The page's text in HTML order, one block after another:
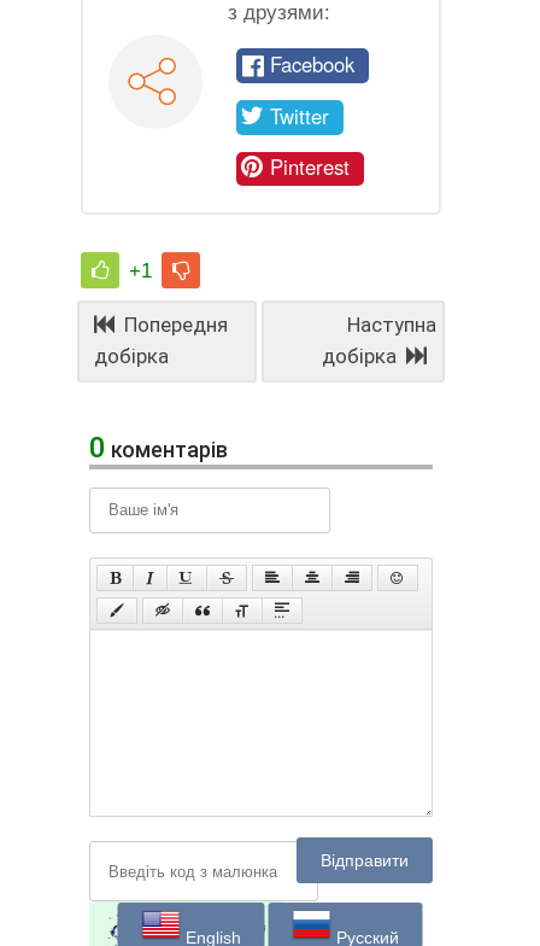
з друзями:
Facebook
Twitter
Pinterest
+1
Попередня
добірка
Наступна
добірка
0 коментарів
Відправити
English Русский